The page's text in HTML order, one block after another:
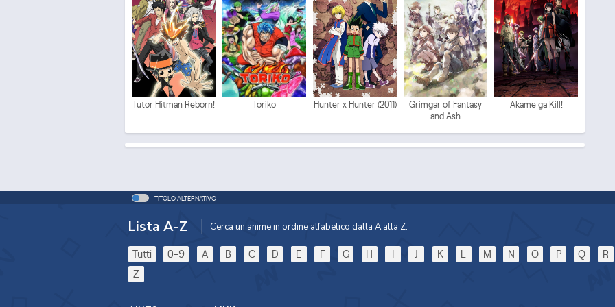
Tutor Hitman Reborn! Toriko Hunter x Hunter (2011)
Grimgar of Fantasy
and Ash
Akame ga Kill!
TITOLO ALTERNATIVO
Lista A-Z Cerca un anime in ordine alfabetico dalla A alla Z.
Tutti 0-9 A B C D E F G H I J K L M N O P Q R
Z